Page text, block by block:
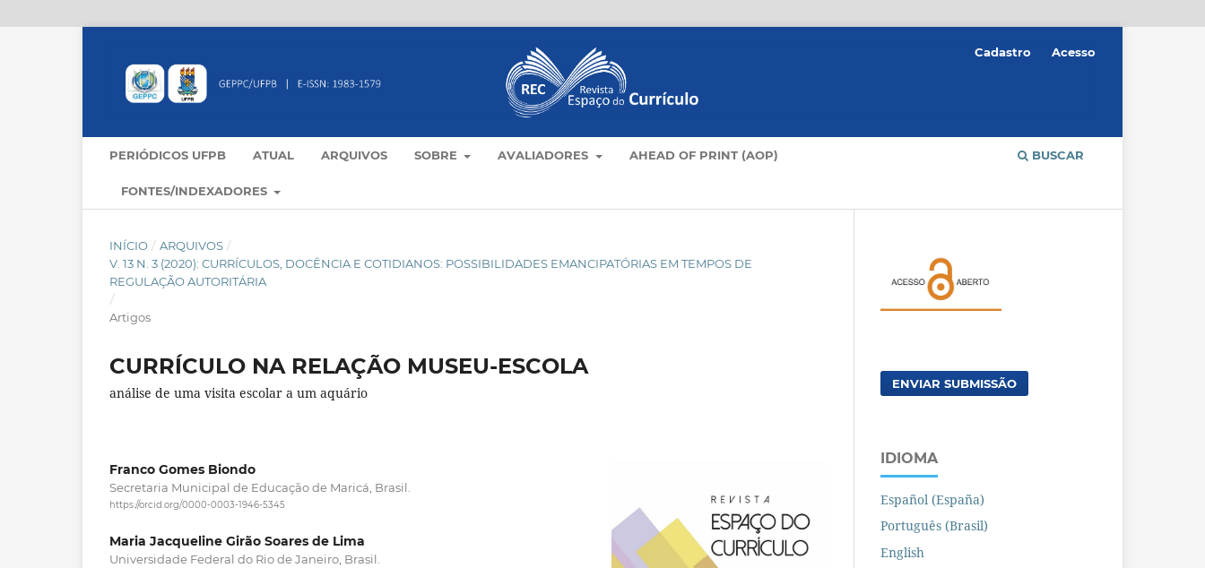
PERIÓDICOS UFPB ATUAL ARQUIVOS SOBRE AVALIADORES AHEAD OF PRINT (AOP)
FONTES/INDEXADORES
BUSCAR
Cadastro Acesso
INÍCIO / ARQUIVOS /
V. 13 N. 3 (2020): CURRÍCULOS, DOCÊNCIA E COTIDIANOS: POSSIBILIDADES EMANCIPATÓRIAS EM TEMPOS DE
REGULAÇÃO AUTORITÁRIA
/
Artigos
CURRÍCULO NA RELAÇÃO MUSEU-ESCOLA
análise de uma visita escolar a um aquário
Franco Gomes Biondo
Secretaria Municipal de Educação de Maricá, Brasil.
https://orcid.org/0000-0003-1946-5345
Maria Jacqueline Girão Soares de Lima
Universidade Federal do Rio de Janeiro, Brasil.
ENVIAR SUBMISSÃO
IDIOMA
Español (España)
Português (Brasil)
English